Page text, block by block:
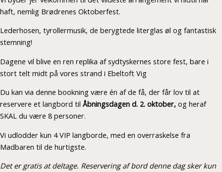
haft, nemlig Brødrenes Oktoberfest.
Lederhosen, tyrollermusik, de berygtede literglas øl og fantastisk
stemning!
Dagene vil blive en ren replika af sydtyskernes store fest, bare i
stort telt midt på vores strand i Ebeltoft Vig
Du kan via denne bookning være én af de få, der får lov til at
reservere et langbord tilÅbningsdagen d. 2. oktober, og heraf
SKAL du være 8 personer.
Vi udlodder kun 4 VIP langborde, med en overraskelse fra
Madbaren til de hurtigste.
Det er gratis at deltage. Reservering af bord denne dag sker kun